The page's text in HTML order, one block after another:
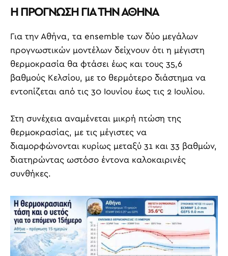
Η ΠΡΟΓΝΩΣΗ ΓΙΑ ΤΗΝ ΑΘΗΝΑ
Για την Αθήνα, τα ensemble των δύο μεγάλων
προγνωστικών μοντέλων δείχνουν ότι η μέγιστη
θερμοκρασία θα φτάσει έως και τους 35,6
βαθμούς Κελσίου, με το θερμότερο διάστημα να
εντοπίζεται από τις 30 Ιουνίου έως τις 2 Ιουλίου.
Στη συνέχεια αναμένεται μικρή πτώση της
θερμοκρασίας, με τις μέγιστες να
διαμορφώνονται κυρίως μεταξύ 31 και 33 βαθμών,
διατηρώντας ωστόσο έντονα καλοκαιρινές
συνθήκες.